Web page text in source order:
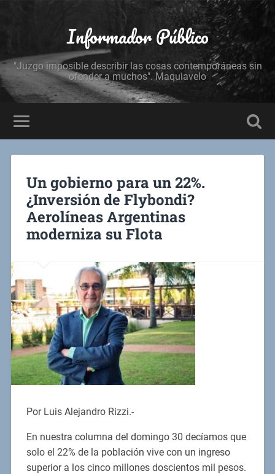
Informador Público
"Juzgo imposible describir las cosas contemporáneas sin
ofender a muchos". Maquiavelo
Un gobierno para un 22%.
¿Inversión de Flybondi?
Aerolíneas Argentinas
moderniza su Flota
Por Luis Alejandro Rizzi.-
En nuestra columna del domingo 30 decíamos que
solo el 22% de la población vive con un ingreso
superior a los cinco millones doscientos mil pesos.